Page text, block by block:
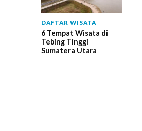
DAFTAR WISATA
6 Tempat Wisata di
Tebing Tinggi
Sumatera Utara